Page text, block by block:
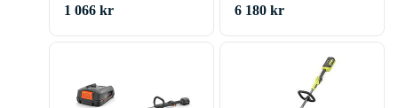
1 066 kr
6 180 kr